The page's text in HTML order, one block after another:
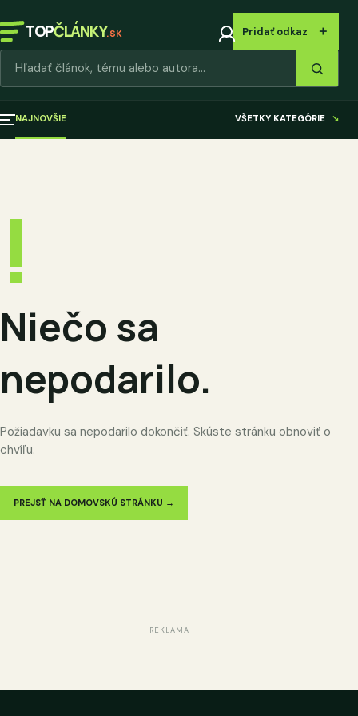
TOPČLÁNKY.SK Pridať odkaz ＋
NAJNOVŠIE VŠETKY KATEGÓRIE ↘
!
Niečo sa
nepodarilo.
Požiadavku sa nepodarilo dokončiť. Skúste stránku obnoviť o
chvíľu.
PREJSŤ NA DOMOVSKÚ STRÁNKU →
REKLAMA